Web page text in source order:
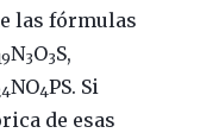
las fórmulas
N3O3S,
NO4PS. Si
de esas